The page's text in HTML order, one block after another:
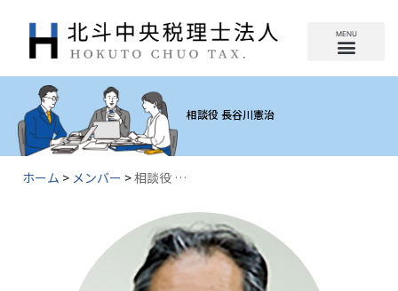
相談役 長谷川憲治
ホーム > メンバー > 相談役 長谷川憲治